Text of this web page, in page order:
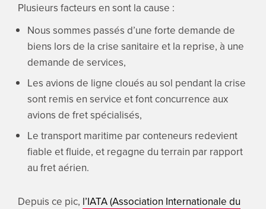
Plusieurs facteurs en sont la cause :
Nous sommes passés d’une forte demande de
biens lors de la crise sanitaire et la reprise, à une
demande de services,
Les avions de ligne cloués au sol pendant la crise
sont remis en service et font concurrence aux
avions de fret spécialisés,
Le transport maritime par conteneurs redevient
fiable et fluide, et regagne du terrain par rapport
au fret aérien.
Depuis ce pic, l’IATA (Association Internationale du